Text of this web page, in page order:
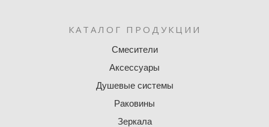
КАТАЛОГ ПРОДУКЦИИ
Смесители
Аксессуары
Душевые системы
Раковины
Зеркала